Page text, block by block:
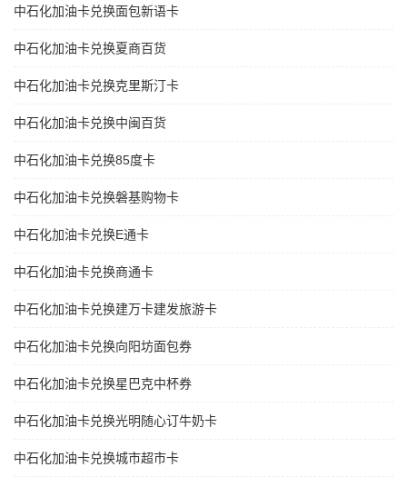
中石化加油卡兑换面包新语卡
中石化加油卡兑换夏商百货
中石化加油卡兑换克里斯汀卡
中石化加油卡兑换中闽百货
中石化加油卡兑换85度卡
中石化加油卡兑换磐基购物卡
中石化加油卡兑换E通卡
中石化加油卡兑换商通卡
中石化加油卡兑换建万卡建发旅游卡
中石化加油卡兑换向阳坊面包券
中石化加油卡兑换星巴克中杯券
中石化加油卡兑换光明随心订牛奶卡
中石化加油卡兑换城市超市卡